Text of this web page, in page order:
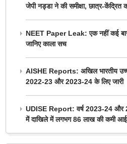
जेपी नड्डा ने की समीक्षा, छात्र-केंद्रित
NEET Paper Leak: एक नहीं कई
जानिए काला सच
AISHE Reports: अखिल भारतीय उच्च
2022-23 और 2023-24 के लिए जारी
UDISE Report: वर्ष 2023-24 और
में दाखिले में लगभग 86 लाख की कमी आई